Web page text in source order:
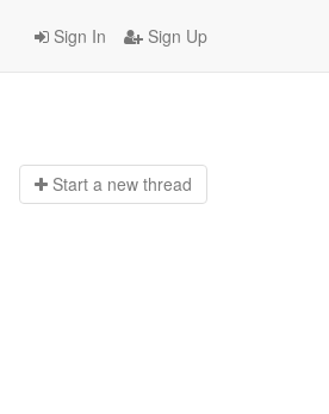
Sign In Sign Up
Start a new thread